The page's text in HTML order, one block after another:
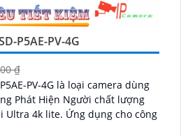
P5AE-PV-4G
₫
PV-4G là loại camera dùng
dụng cho công